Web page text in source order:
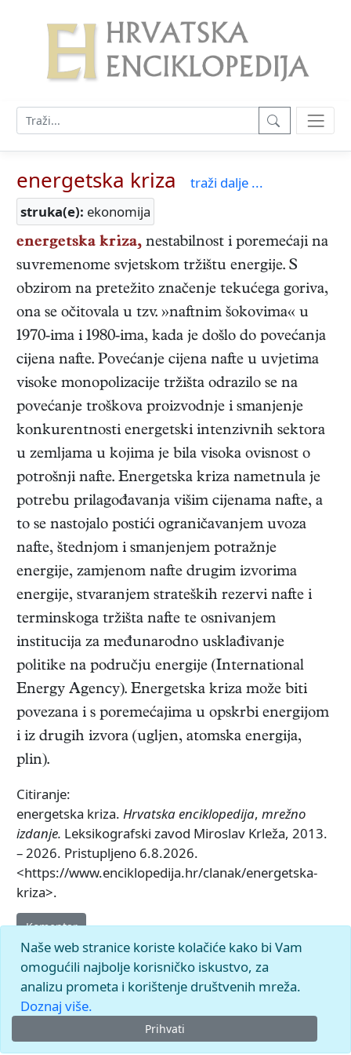
energetska kriza
traži dalje ...
struka(e): ekonomija
energetska kriza, nestabilnost i poremećaji na
suvremenome svjetskom tržištu energije. S
obzirom na pretežito značenje tekućega goriva,
ona se očitovala u tzv. »naftnim šokovima« u
1970-ima i 1980-ima, kada je došlo do povećanja
cijena nafte. Povećanje cijena nafte u uvjetima
visoke monopolizacije tržišta odrazilo se na
povećanje troškova proizvodnje i smanjenje
konkurentnosti energetski intenzivnih sektora
u zemljama u kojima je bila visoka ovisnost o
potrošnji nafte. Energetska kriza nametnula je
potrebu prilagođavanja višim cijenama nafte, a
to se nastojalo postići ograničavanjem uvoza
nafte, štednjom i smanjenjem potražnje
energije, zamjenom nafte drugim izvorima
energije, stvaranjem strateških rezervi nafte i
terminskoga tržišta nafte te osnivanjem
institucija za međunarodno usklađivanje
politike na području energije (International
Energy Agency). Energetska kriza može biti
povezana i s poremećajima u opskrbi energijom
i iz drugih izvora (ugljen, atomska energija,
plin).
Citiranje:
energetska kriza. Hrvatska enciklopedija, mrežno
izdanje. Leksikografski zavod Miroslav Krleža, 2013.
– 2026. Pristupljeno 6.8.2026.
<https://www.enciklopedija.hr/clanak/energetska-
kriza>.
Komentar
Naše web stranice koriste kolačiće kako bi Vam
omogućili najbolje korisničko iskustvo, za
analizu prometa i korištenje društvenih mreža.
Doznaj više.
Prihvati
© 2026.Leksikografski zavodMiroslav Krleža